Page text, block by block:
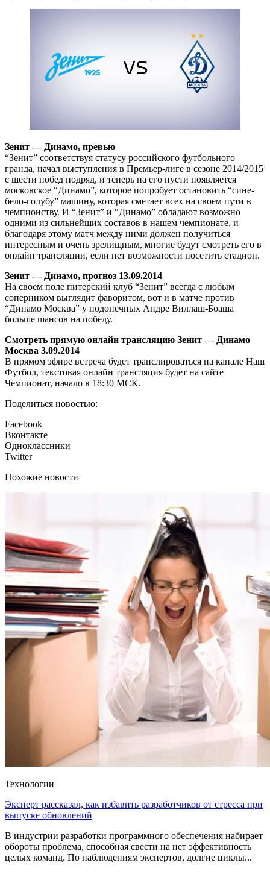
Зенит — Динамо, превью
“Зенит” соответствуя статусу российского футбольного
гранда, начал выступления в Премьер-лиге в сезоне 2014/2015
с шести побед подряд, и теперь на его пусти появляется
московское “Динамо”, которое попробует остановить “сине-
бело-голубу” машину, которая сметает всех на своем пути в
чемпионству. И “Зенит” и “Динамо” обладают возможно
одними из сильнейших составов в нашем чемпионате, и
благодаря этому матч между ними должен получиться
интересным и очень зрелищным, многие будут смотреть его в
онлайн трансляции, если нет возможности посетить стадион.
Зенит — Динамо, прогноз 13.09.2014
На своем поле питерский клуб “Зенит” всегда с любым
соперником выглядит фаворитом, вот и в матче против
“Динамо Москва” у подопечных Андре Виллаш-Боаша
больше шансов на победу.
Смотреть прямую онлайн трансляцию Зенит — Динамо
Москва 3.09.2014
В прямом эфире встреча будет транслироваться на канале Наш
Футбол, текстовая онлайн трансляция будет на сайте
Чемпионат, начало в 18:30 МСК.
Поделиться новостью:
Facebook
Вконтакте
Одноклассники
Twitter
Похожие новости
Технологии
Эксперт рассказал, как избавить разработчиков от стресса при
выпуске обновлений
В индустрии разработки программного обеспечения набирает
обороты проблема, способная свести на нет эффективность
целых команд. По наблюдениям экспертов, долгие циклы...